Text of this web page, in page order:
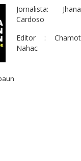
Jornalista: Jhana
Cardoso
Editor : Chamot
Nahac